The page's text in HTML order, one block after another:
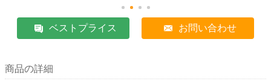
ベストプライス お問い合わせ
商品の詳細